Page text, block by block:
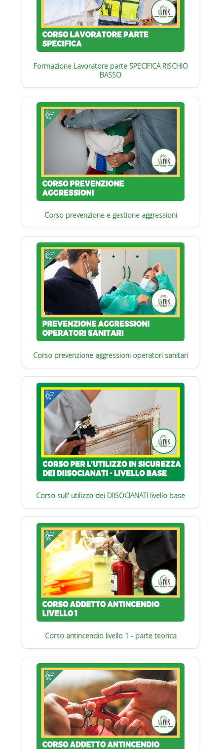
Formazione Lavoratore parte SPECIFICA RISCHIO
BASSO
Corso prevenzione e gestione aggressioni
Corso prevenzione aggressioni operatori sanitari
Corso sull' utilizzo dei DIISOCIANATI livello base
Corso antincendio livello 1 - parte teorica